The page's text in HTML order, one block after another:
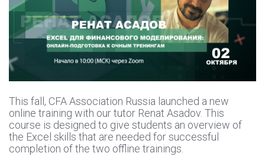
This fall, CFA Association Russia launched a new
online training with our tutor Renat Asadov. This
course is designed to give students an overview of
the Excel skills that are needed for successful
completion of the two offline trainings.